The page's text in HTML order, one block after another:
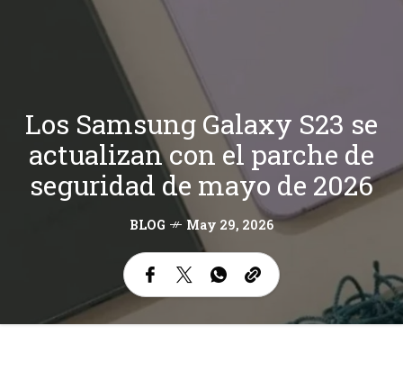
Los Samsung Galaxy S23 se
actualizan con el parche de
seguridad de mayo de 2026
BLOG May 29, 2026